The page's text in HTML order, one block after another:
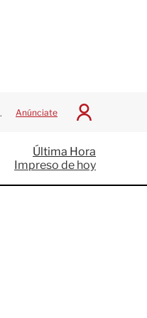
Juegos Centroamericanos
Anúnciate
I
c
i
a
Última Hora
Impreso de hoy